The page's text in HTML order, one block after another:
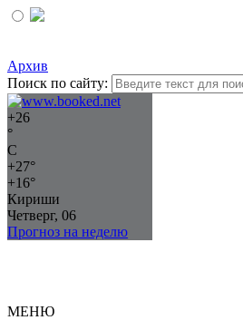
Архив
Поиск по сайту:
+26
°
C
+27°
+16°
Кириши
Четверг, 06
Прогноз на неделю
МЕНЮ